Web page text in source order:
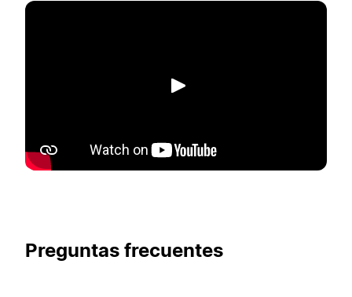
Reproducir
Preguntas frecuentes